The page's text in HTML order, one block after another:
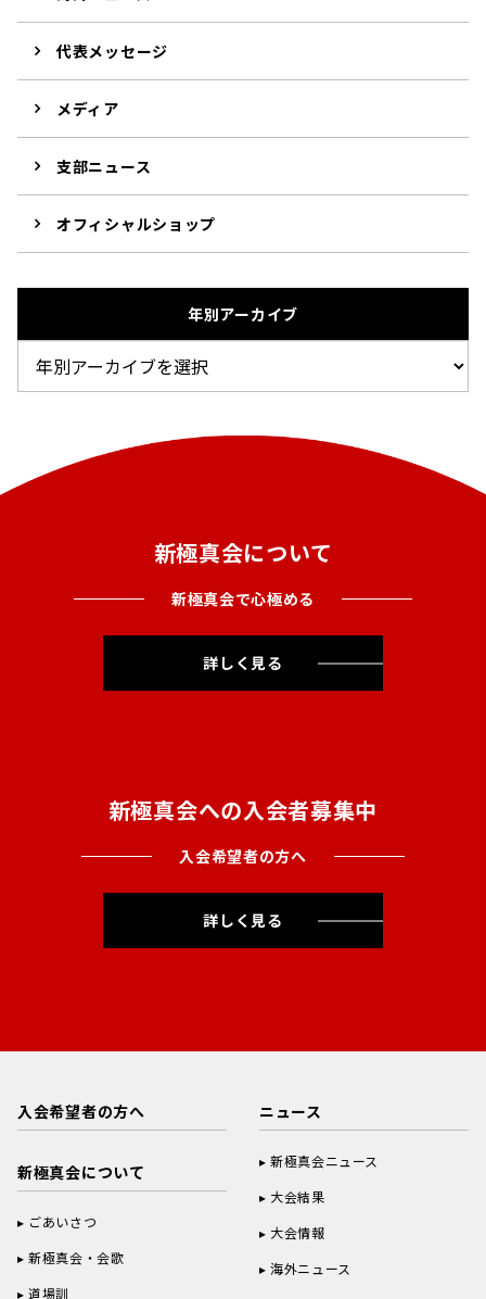
代表メッセージ
メディア
支部ニュース
オフィシャルショップ
年別アーカイブ
新極真会について
新極真会で心極める
詳しく見る
新極真会への入会者募集中
入会希望者の方へ
詳しく見る
入会希望者の方へ
新極真会について
ごあいさつ
新極真会・会歌
道場訓
ニュース
新極真会ニュース
大会結果
大会情報
海外ニュース